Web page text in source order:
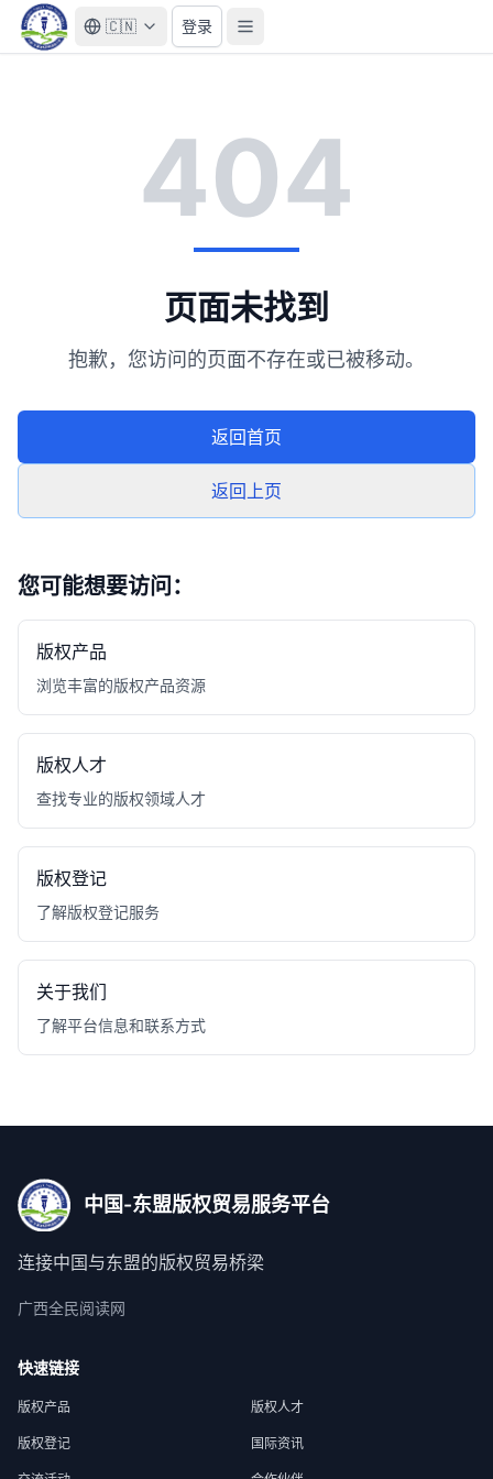
🇨🇳 登录
404
页面未找到
抱歉，您访问的页面不存在或已被移动。
返回首页
返回上页
您可能想要访问：
版权产品
浏览丰富的版权产品资源
版权人才
查找专业的版权领域人才
版权登记
了解版权登记服务
关于我们
了解平台信息和联系方式
中国-东盟版权贸易服务平台
连接中国与东盟的版权贸易桥梁
广西全民阅读网
快速链接
版权产品 版权人才
版权登记 国际资讯